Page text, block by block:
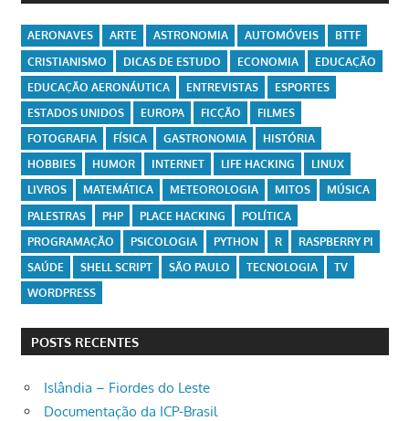
AERONAVES ARTE ASTRONOMIA AUTOMÓVEIS
BTTF
CRISTIANISMO
DICAS DE ESTUDO ECONOMIA
EDUCAÇÃO
EDUCAÇÃO AERONÁUTICA
ENTREVISTAS
ESPORTES
ESTADOS UNIDOS
EUROPA FICÇÃO
FILMES
FOTOGRAFIA
FÍSICA GASTRONOMIA
HISTÓRIA
HOBBIES
HUMOR INTERNET LIFE HACKING
LINUX
LIVROS
MATEMÁTICA METEOROLOGIA MITOS
MÚSICA
PALESTRAS
PHP PLACE HACKING
POLÍTICA
PROGRAMAÇÃO
PSICOLOGIA PYTHON R
RASPBERRY PI
SAÚDE
SHELL SCRIPT SÃO PAULO TECNOLOGIA
TV
WORDPRESS
POSTS RECENTES
Islândia – Fiordes do Leste
Documentação da ICP-Brasil